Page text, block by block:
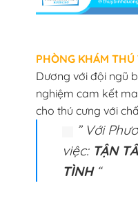
PHÒNG KHÁM
Dương với đội ngũ
nghiệm cam kết
cho thú cưng với
” Với
việc: TẬN
TÌNH“